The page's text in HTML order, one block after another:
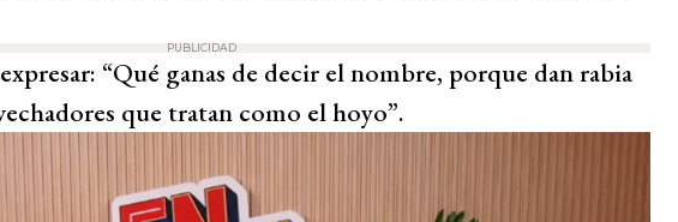
PUBLICIDAD
“Qué ganas de decir el nombre, porque dan rabia
que tratan como el hoyo”.